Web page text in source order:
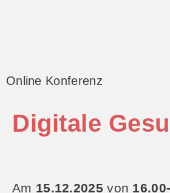
Online Konferenz
Digitale
Am 15.12.2025 von